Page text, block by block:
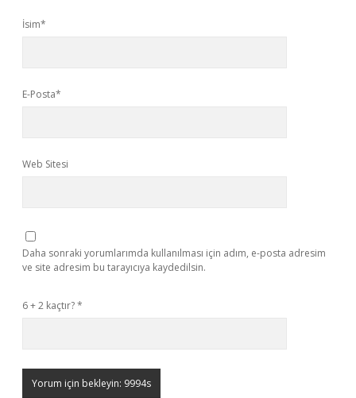
İsim*
E-Posta*
Web Sitesi
Daha sonraki yorumlarımda kullanılması için adım, e-posta adresim
ve site adresim bu tarayıcıya kaydedilsin.
6 + 2 kaçtır?*